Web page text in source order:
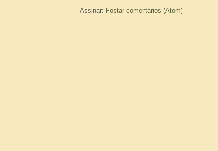
Assinar: Postar comentários (Atom)